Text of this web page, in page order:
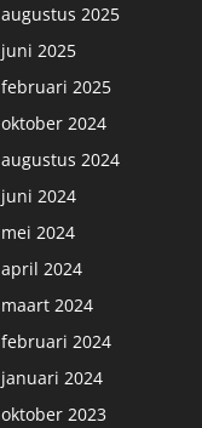
augustus 2025
juni 2025
februari 2025
oktober 2024
augustus 2024
juni 2024
mei 2024
april 2024
maart 2024
februari 2024
januari 2024
oktober 2023